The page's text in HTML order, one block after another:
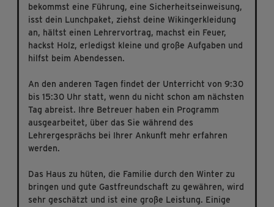
bekommst eine Führung, eine Sicherheitseinweisung,
isst dein Lunchpaket, ziehst deine Wikingerkleidung
an, hältst einen Lehrervortrag, machst ein Feuer,
hackst Holz, erledigst kleine und große Aufgaben und
hilfst beim Abendessen.
An den anderen Tagen findet der Unterricht von 9:30
bis 15:30 Uhr statt, wenn du nicht schon am nächsten
Tag abreist. Ihre Betreuer haben ein Programm
ausgearbeitet, über das Sie während des
Lehrergesprächs bei Ihrer Ankunft mehr erfahren
werden.
Das Haus zu hüten, die Familie durch den Winter zu
bringen und gute Gastfreundschaft zu gewähren, wird
sehr geschätzt und ist eine große Leistung. Einige